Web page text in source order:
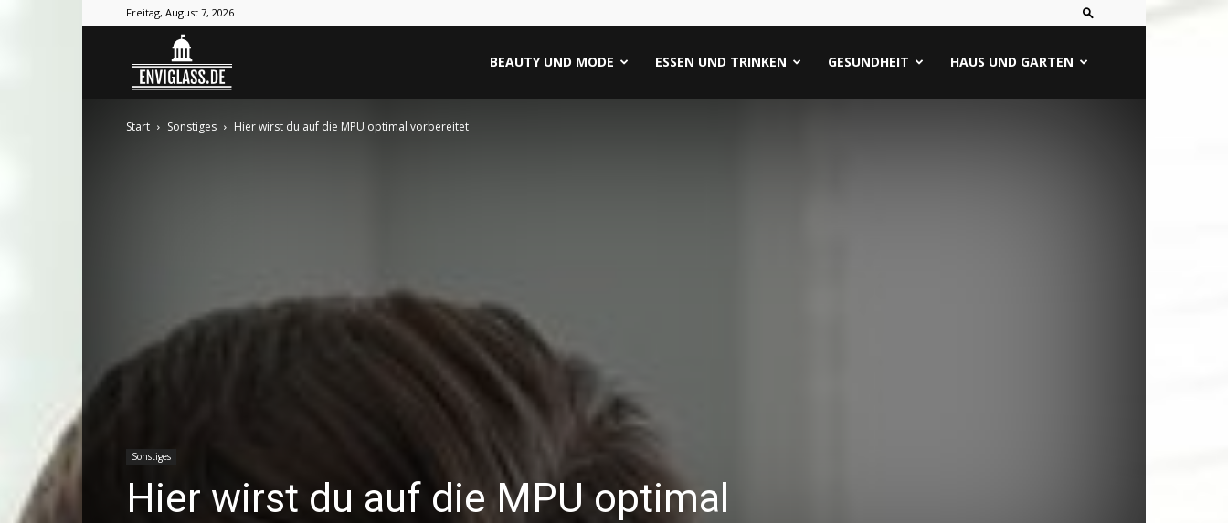
Freitag, August 7, 2026
Glass
BEAUTY UND MODE ESSEN UND TRINKEN GESUNDHEIT HAUS UND GARTEN
Start Sonstiges Hier wirst du auf die MPU optimal vorbereitet
Sonstiges
Hier wirst du auf die MPU optimal